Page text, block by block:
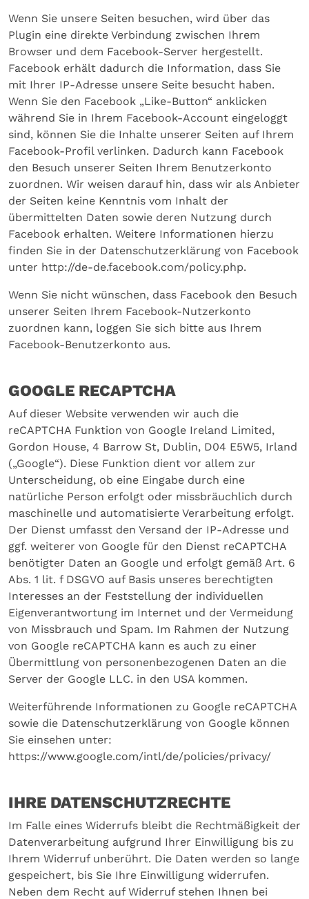
Wenn Sie unsere Seiten besuchen, wird über das
Plugin eine direkte Verbindung zwischen Ihrem
Browser und dem Facebook-Server hergestellt.
Facebook erhält dadurch die Information, dass Sie
mit Ihrer IP-Adresse unsere Seite besucht haben.
Wenn Sie den Facebook „Like-Button“ anklicken
während Sie in Ihrem Facebook-Account eingeloggt
sind, können Sie die Inhalte unserer Seiten auf Ihrem
Facebook-Profil verlinken. Dadurch kann Facebook
den Besuch unserer Seiten Ihrem Benutzerkonto
zuordnen. Wir weisen darauf hin, dass wir als Anbieter
der Seiten keine Kenntnis vom Inhalt der
übermittelten Daten sowie deren Nutzung durch
Facebook erhalten. Weitere Informationen hierzu
finden Sie in der Datenschutzerklärung von Facebook
unter http://de-de.facebook.com/policy.php.
Wenn Sie nicht wünschen, dass Facebook den Besuch
unserer Seiten Ihrem Facebook-Nutzerkonto
zuordnen kann, loggen Sie sich bitte aus Ihrem
Facebook-Benutzerkonto aus.
GOOGLE RECAPTCHA
Auf dieser Website verwenden wir auch die
reCAPTCHA Funktion von Google Ireland Limited,
Gordon House, 4 Barrow St, Dublin, D04 E5W5, Irland
(„Google“). Diese Funktion dient vor allem zur
Unterscheidung, ob eine Eingabe durch eine
natürliche Person erfolgt oder missbräuchlich durch
maschinelle und automatisierte Verarbeitung erfolgt.
Der Dienst umfasst den Versand der IP-Adresse und
ggf. weiterer von Google für den Dienst reCAPTCHA
benötigter Daten an Google und erfolgt gemäß Art. 6
Abs. 1 lit. f DSGVO auf Basis unseres berechtigten
Interesses an der Feststellung der individuellen
Eigenverantwortung im Internet und der Vermeidung
von Missbrauch und Spam. Im Rahmen der Nutzung
von Google reCAPTCHA kann es auch zu einer
Übermittlung von personenbezogenen Daten an die
Server der Google LLC. in den USA kommen.
Weiterführende Informationen zu Google reCAPTCHA
sowie die Datenschutzerklärung von Google können
Sie einsehen unter:
https://www.google.com/intl/de/policies/privacy/
IHRE DATENSCHUTZRECHTE
Im Falle eines Widerrufs bleibt die Rechtmäßigkeit der
Datenverarbeitung aufgrund Ihrer Einwilligung bis zu
Ihrem Widerruf unberührt. Die Daten werden so lange
gespeichert, bis Sie Ihre Einwilligung widerrufen.
Neben dem Recht auf Widerruf stehen Ihnen bei